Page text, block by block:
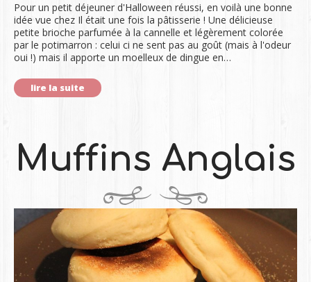
Pour un petit déjeuner d'Halloween réussi, en voilà une bonne
idée vue chez Il était une fois la pâtisserie ! Une délicieuse
petite brioche parfumée à la cannelle et légèrement colorée
par le potimarron : celui ci ne sent pas au goût (mais à l'odeur
oui !) mais il apporte un moelleux de dingue en…
lire la suite
Muffins Anglais